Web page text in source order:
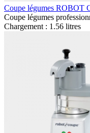
Coupe légumes ROBOT
Coupe légumes
Chargement : 1.56 litres